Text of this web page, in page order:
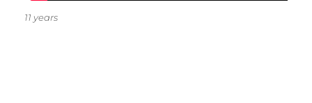
11 years